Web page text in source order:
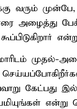
வரும்
அழைத்து
முதல்-
கேட்பது